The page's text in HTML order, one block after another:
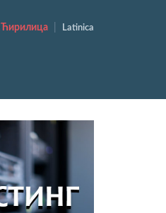
Ћирилица Latinica